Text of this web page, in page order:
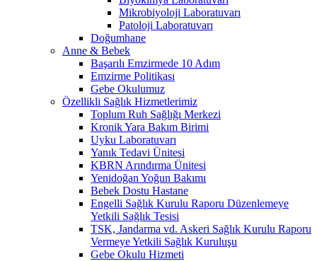
Mikrobiyoloji Laboratuvarı
Patoloji Laboratuvarı
Doğumhane
Anne & Bebek
Başarılı Emzirmede 10 Adım
Emzirme Politikası
Gebe Okulumuz
Özellikli Sağlık Hizmetlerimiz
Toplum Ruh Sağlığı Merkezi
Kronik Yara Bakım Birimi
Uyku Laboratuvarı
Yanık Tedavi Ünitesi
KBRN Arındırma Ünitesi
Yenidoğan Yoğun Bakımı
Bebek Dostu Hastane
Engelli Sağlık Kurulu Raporu Düzenlemeye
Yetkili Sağlık Tesisi
TSK, Jandarma vd. Askeri Sağlık Kurulu Raporu
Vermeye Yetkili Sağlık Kuruluşu
Gebe Okulu Hizmeti